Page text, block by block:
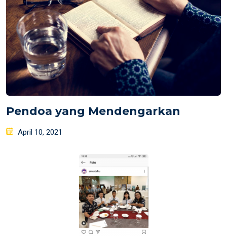
Pendoa yang Mendengarkan
Posted
April 10, 2021